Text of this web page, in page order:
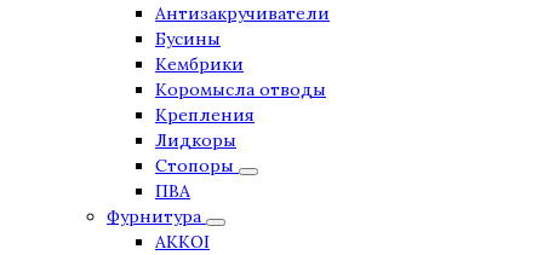
Антизакручиватели
Бусины
Кембрики
Коромысла отводы
Крепления
Лидкоры
Стопоры
ПВА
Фурнитура
AKKOI